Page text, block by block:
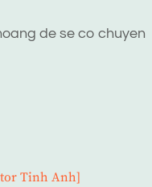
de se co chuyen
Tinh Anh]